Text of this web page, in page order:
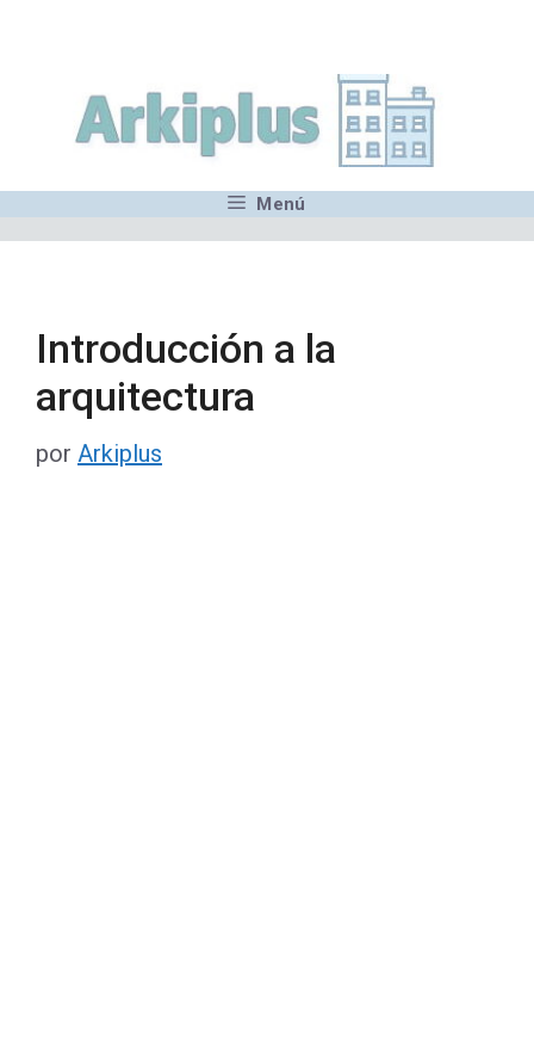
contenido
Menú
Introducción a la
arquitectura
por Arkiplus